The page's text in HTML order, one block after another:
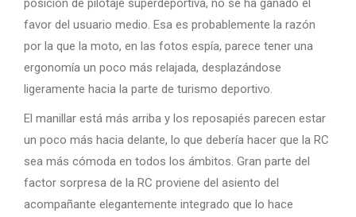
posición de pilotaje superdeportiva, no se ha ganado el
favor del usuario medio. Esa es probablemente la razón
por la que la moto, en las fotos espía, parece tener una
ergonomía un poco más relajada, desplazándose
ligeramente hacia la parte de turismo deportivo.
El manillar está más arriba y los reposapiés parecen estar
un poco más hacia delante, lo que debería hacer que la RC
sea más cómoda en todos los ámbitos. Gran parte del
factor sorpresa de la RC proviene del asiento del
acompañante elegantemente integrado que lo hace